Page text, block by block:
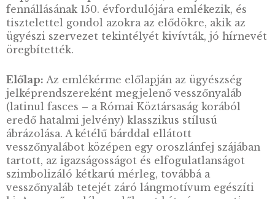
a büntető törvények áthágói magát a
így az összes társadalmat is sértik”. E
törvénycikket 1871. június 10-én hirdették ki.
Azóta az ügyészség több átalakítást, hatásköri
igazságszolgáltatás körül az állam
képviselete” – lényegét tekintve változatlan
maradt. Bár törvény csak 2006-ban
erről, június10-ét már 1989-től az Ügyészség
Napjaként ünnepli a szervezet, amely 2021-
fennállásának 150. évfordulójára emlékezik,
tisztelettel gondol azokra az elődökre, akik
ügyészi szervezet tekintélyét kivívták, jó